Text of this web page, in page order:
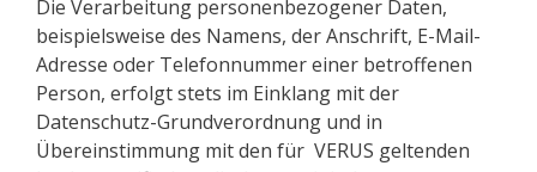
Die Verarbeitung personenbezogener Daten,
beispielsweise des Namens, der Anschrift, E-Mail-
Adresse oder Telefonnummer einer betroffenen
Person, erfolgt stets im Einklang mit der
Datenschutz-Grundverordnung und in
Übereinstimmung mit den für VERUS geltenden